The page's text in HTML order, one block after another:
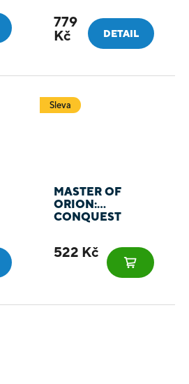
779
Kč
DETAIL
Sleva
MASTER OF
ORION:
CONQUEST
522 Kč